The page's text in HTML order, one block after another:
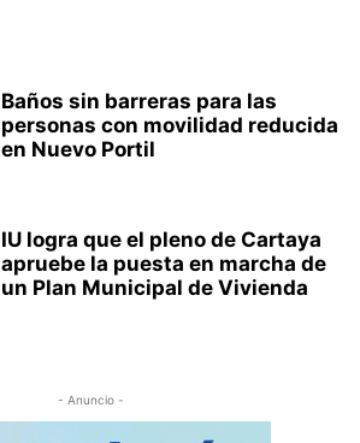
Baños sin barreras para las
personas con movilidad reducida
en Nuevo Portil
IU logra que el pleno de Cartaya
apruebe la puesta en marcha de
un Plan Municipal de Vivienda
- Anuncio -